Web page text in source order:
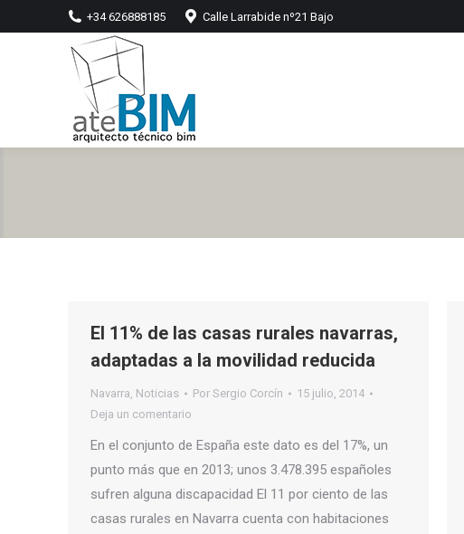
+34 626888185 Calle Larrabide nº21 Bajo
El 11% de las casas rurales navarras,
adaptadas a la movilidad reducida
Navarra, Noticias Por Sergio Corcín
15 julio, 2014
Deja un comentario
En el conjunto de España este dato es del 17%, un
punto más que en 2013; unos 3.478.395 españoles
sufren alguna discapacidad El 11 por ciento de las
casas rurales en Navarra cuenta con habitaciones